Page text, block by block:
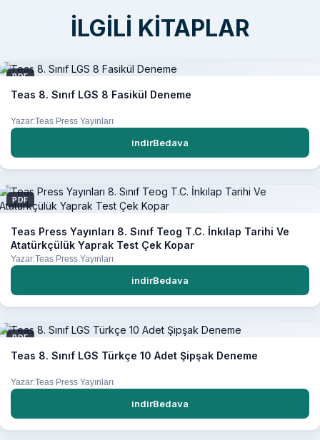
İLGILI KITAPLAR
PDF
Teas 8. Sınıf LGS 8 Fasikül Deneme
Yazar:Teas Press Yayınları
indirBedava
PDF
Teas Press Yayınları 8. Sınıf Teog T.C. İnkılap Tarihi Ve
Atatürkçülük Yaprak Test Çek Kopar
Yazar:Teas Press Yayınları
indirBedava
PDF
Teas 8. Sınıf LGS Türkçe 10 Adet Şipşak Deneme
Yazar:Teas Press Yayınları
indirBedava